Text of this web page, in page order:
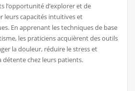
l’opportunité d’explorer et de
leurs capacités intuitives et
En apprenant les techniques de base
les praticiens acquièrent des outils
la douleur, réduire le stress et
détente chez leurs patients.